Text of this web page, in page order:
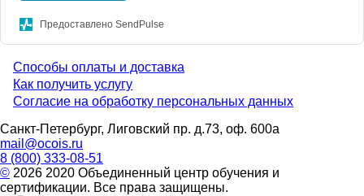
Предоставлено SendPulse
Menu
footer
Способы оплаты и доставка
Как получить услугу
Согласие на обработку персональных данных
Санкт-Петербург, Лиговский пр. д.73, оф. 600а
mail@ocois.ru
8 (800) 333-08-51
© 2026 2020 Объединенный центр обучения и
сертификации. Все права защищены.